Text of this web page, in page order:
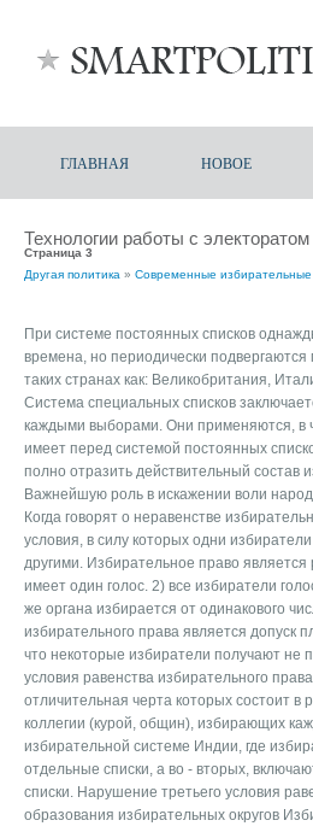
ГЛАВНАЯ НОВОЕ
Технологии работы с электоратом
Страница 3
Другая политика » Современные избирательные
При системе постоянных списков
времена, но периодически
таких странах как: Великобритания,
Система специальных списков
каждыми выборами. Они применяются, в
имеет перед системой постоянных
полно отразить действительный состав
Важнейшую роль в искажении воли
Когда говорят о неравенстве
условия, в силу которых одни
другими. Избирательное право
имеет один голос. 2) все избиратели
же органа избирается от одинакового
избирательного права является допуск
что некоторые избиратели получают не
условия равенства избирательного
отличительная черта которых состоит
коллегии (курой, общин), избирающих
избирательной системе Индии, где
отдельные списки, а во - вторых,
списки. Нарушение третьего условия
образования избирательных округов